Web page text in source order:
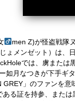
men Z)が怪盗戦隊
ょメンゼット）は、
では、虜または
如月なつきが下手ギ
GREY」のファンを
ある証を持参、また